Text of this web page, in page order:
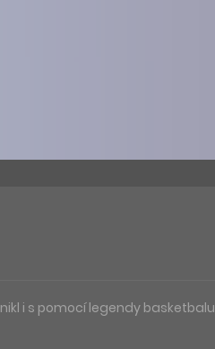
i s pomocí legendy basketbalu